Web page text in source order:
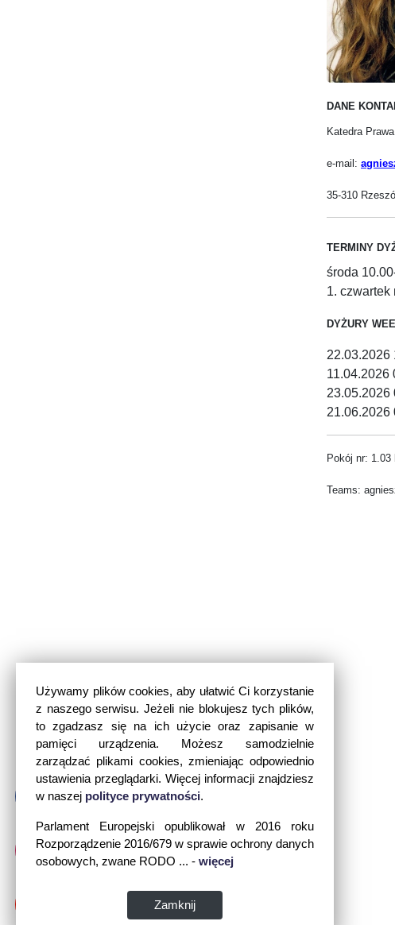
Używamy plików cookies, aby ułatwić Ci korzystanie
z naszego serwisu. Jeżeli nie blokujesz tych plików,
to zgadzasz się na ich użycie oraz zapisanie w
pamięci urządzenia. Możesz samodzielnie
zarządzać plikami cookies, zmieniając odpowiednio
ustawienia przeglądarki. Więcej informacji znajdziesz
w naszej polityce prywatności.
Parlament Europejski opublikował w 2016 roku
Rozporządzenie 2016/679 w sprawie ochrony danych
osobowych, zwane RODO ... - więcej
Zamknij
DANE
Katedra
e-mail:
35-310
TERMINY
środa
1. czwartek
DYŻURY
22.03.2026
11.04.2026
23.05.2026
21.06.2026
Pokój nr: 1.03
Teams: